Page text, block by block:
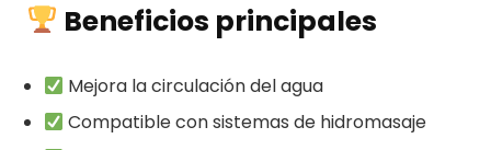
Beneficios principales
Mejora la circulación del agua
Compatible con sistemas de hidromasaje